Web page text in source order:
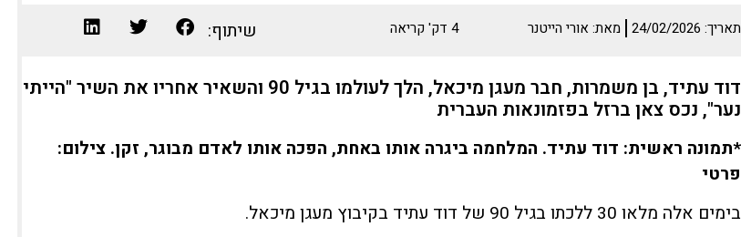
תאריך: 24/02/2026 מאת: אורי הייטנר 4 דק' קריאה שיתוף:
דוד עתיד, בן משמרות, חבר מעגן מיכאל, הלך לעולמו בגיל 90 והשאיר אחריו את השיר "הייתי
נער", נכס צאן ברזל בפזמונאות העברית
*תמונה ראשית: דוד עתיד. המלחמה ביגרה אותו באחת, הפכה אותו לאדם מבוגר, זקן. צילום:
פרטי
בימים אלה מלאו 30 ללכתו בגיל 90 של דוד עתיד בקיבוץ מעגן מיכאל.